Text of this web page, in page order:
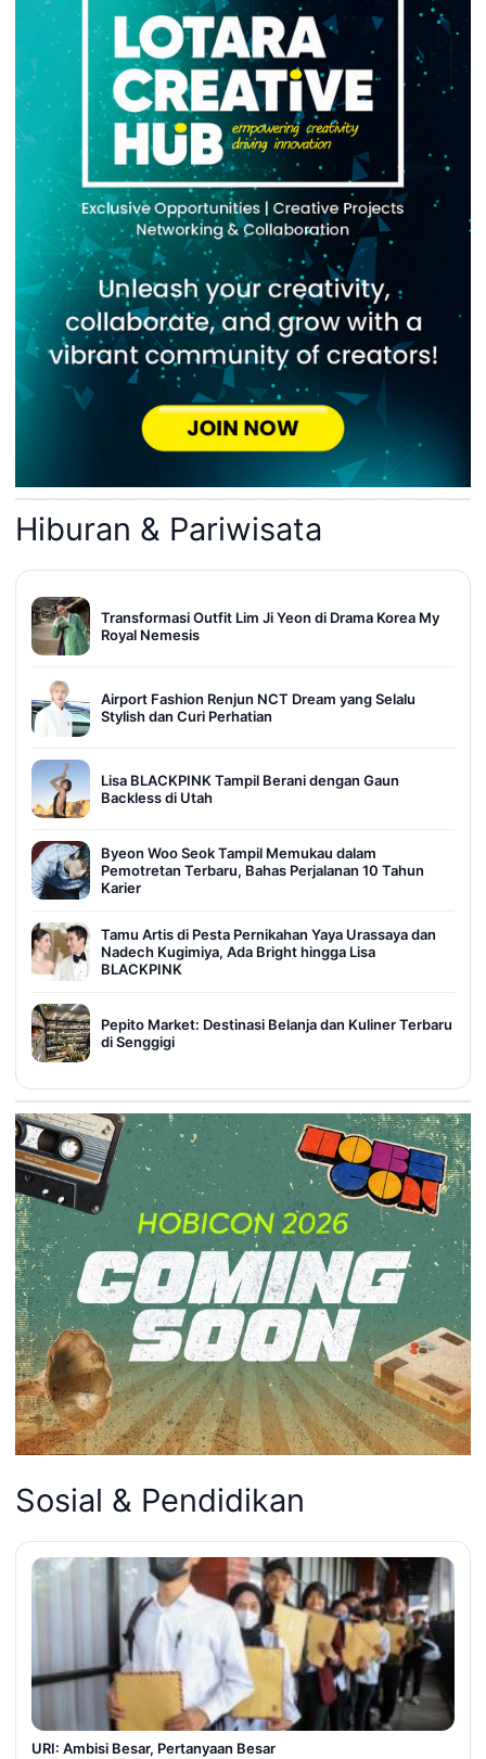
Hiburan & Pariwisata
Transformasi Outfit Lim Ji Yeon di Drama Korea My
Royal Nemesis
Airport Fashion Renjun NCT Dream yang Selalu
Stylish dan Curi Perhatian
Lisa BLACKPINK Tampil Berani dengan Gaun
Backless di Utah
Byeon Woo Seok Tampil Memukau dalam
Pemotretan Terbaru, Bahas Perjalanan 10 Tahun
Karier
Tamu Artis di Pesta Pernikahan Yaya Urassaya dan
Nadech Kugimiya, Ada Bright hingga Lisa
BLACKPINK
Pepito Market: Destinasi Belanja dan Kuliner Terbaru
di Senggigi
Sosial & Pendidikan
URI: Ambisi Besar, Pertanyaan Besar